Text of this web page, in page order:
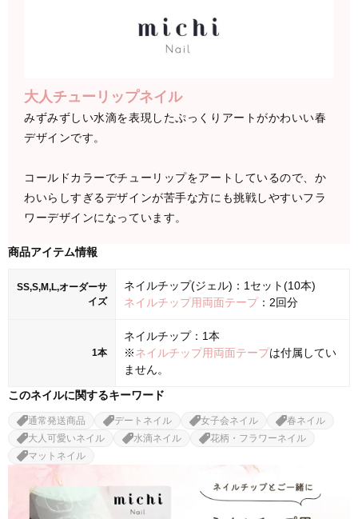
大人チューリップネイル
みずみずしい水滴を表現したぷっくりアートがかわいい春
デザインです。
コールドカラーでチューリップをアートしているので、か
わいらしすぎるデザインが苦手な方にも挑戦しやすいフラ
ワーデザインになっています。
商品アイテム情報
SS,S,M,L,オーダーサ
イズ
ネイルチップ(ジェル)：1セット(10本)
ネイルチップ用両面テープ：2回分
1本
ネイルチップ：1本
※ネイルチップ用両面テープは付属してい
ません。
このネイルに関するキーワード
通常発送商品 デートネイル 女子会ネイル
春ネイル
大人可愛いネイル
水滴ネイル
花柄・フラワーネイル
マットネイル